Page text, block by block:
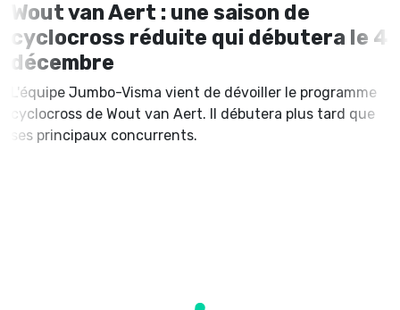
Wout van Aert : une saison de
cyclocross réduite qui débutera le 4
décembre
L'équipe Jumbo-Visma vient de dévoiller le programme
cyclocross de Wout van Aert. Il débutera plus tard que
ses principaux concurrents.